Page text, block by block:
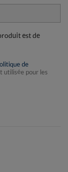
est de
de
utilisée pour les